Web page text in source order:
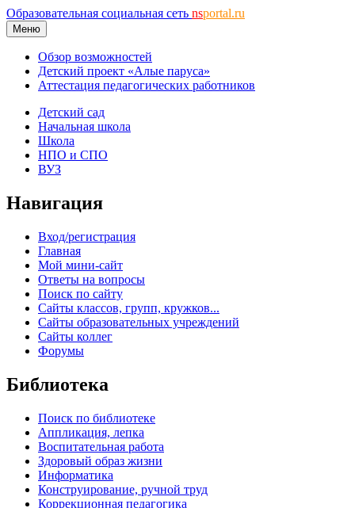
Образовательная социальная сеть nsportal.ru
Меню
Обзор возможностей
Детский проект «Алые паруса»
Аттестация педагогических работников
Детский сад
Начальная школа
Школа
НПО и СПО
ВУЗ
Навигация
Вход/регистрация
Главная
Мой мини-сайт
Ответы на вопросы
Поиск по сайту
Сайты классов, групп, кружков...
Сайты образовательных учреждений
Сайты коллег
Форумы
Библиотека
Поиск по библиотеке
Аппликация, лепка
Воспитательная работа
Здоровый образ жизни
Информатика
Конструирование, ручной труд
Коррекционная педагогика